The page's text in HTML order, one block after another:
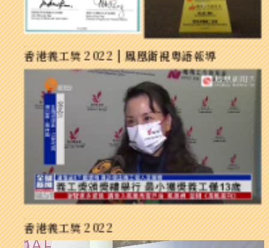
香港義工獎 2022 | 鳳凰衛視粵語報導
香港義工獎 2022